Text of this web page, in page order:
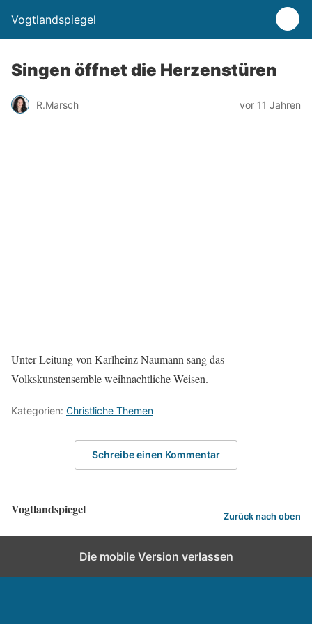
Vogtlandspiegel
Singen öffnet die Herzenstüren
R.Marsch vor 11 Jahren
Unter Leitung von Karlheinz Naumann sang das
Volkskunstensemble weihnachtliche Weisen.
Kategorien: Christliche Themen
Schreibe einen Kommentar
Vogtlandspiegel Zurück nach oben
Die mobile Version verlassen